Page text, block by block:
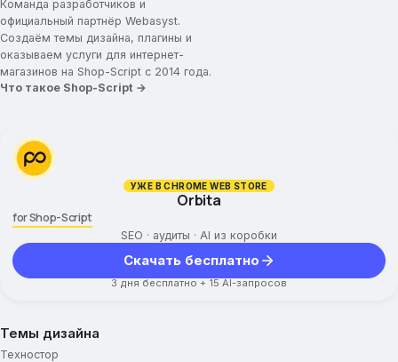
Команда разработчиков и
официальный партнёр Webasyst.
Создаём темы дизайна, плагины и
оказываем услуги для интернет-
магазинов на Shop-Script с 2014 года.
Что такое Shop-Script →
УЖЕ В CHROME WEB STORE
Orbita
for Shop-Script
SEO · аудиты · AI из коробки
Скачать бесплатно
3 дня бесплатно + 15 AI-запросов
Темы дизайна
Техностор